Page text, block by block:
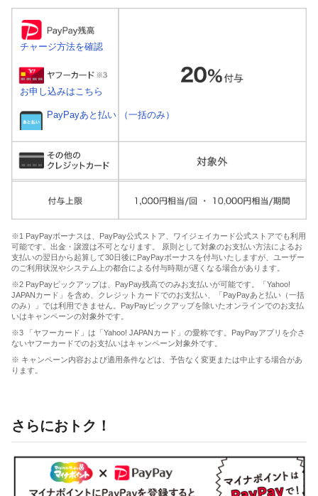
チャージ方法を確認
お申し込みはこちら
PayPayあと払い （一括のみ）
※1 PayPayボーナスは、PayPay公式ストア、ワイジェイカード公式ストアでも利用
可能です。出金・譲渡は不可となります。 原則として対象のお支払い方法によるお
支払いの翌日から起算して30日後にPayPayボーナスを付与いたしますが、ユーザー
のご利用状況やシステム上の都合による付与時期が遅くなる場合があります。
※2 PayPayピックアップは、PayPay残高でのみお支払いが可能です。「Yahoo!
JAPANカード」を含め、クレジットカードでのお支払い、「PayPayあと払い（一括
のみ）」では利用できません。PayPayピックアップを除いたオンラインでのお支払
いはキャンペーンの対象外です。
※3 「ヤフーカード」は「Yahoo! JAPANカード」の愛称です。PayPayアプリを介さ
ないヤフーカードでのお支払いはキャンペーン対象外です。
※ キャンペーン内容および適用条件などは、予告なく変更または中止する場合があ
ります。
さらにおトク！